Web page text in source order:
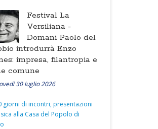
Festival La
Versiliana -
Domani Paolo del
introdurrà Enzo
impresa, filantropia e
comune
30 luglio 2026